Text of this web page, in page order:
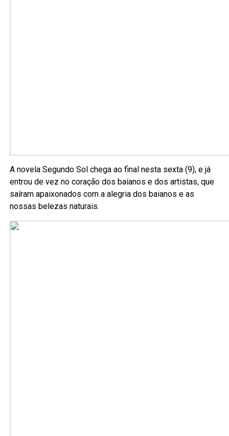
A novela Segundo Sol chega ao final nesta sexta (9), e já
entrou de vez no coração dos baianos e dos artistas, que
saíram apaixonados com a alegria dos baianos e as
nossas belezas naturais.